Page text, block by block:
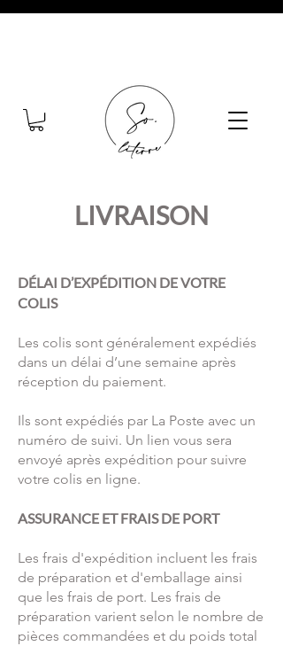
LIVRAISON
DÉLAI D’EXPÉDITION DE VOTRE
COLIS
Les colis sont généralement expédiés
dans un délai d’une semaine après
réception du paiement.
Ils sont expédiés par La Poste avec un
numéro de suivi. Un lien vous sera
envoyé après expédition pour suivre
votre colis en ligne.
ASSURANCE ET FRAIS DE PORT
Les frais d'expédition incluent les frais
de préparation et d'emballage ainsi
que les frais de port. Les frais de
préparation varient selon le nombre de
pièces commandées et du poids total